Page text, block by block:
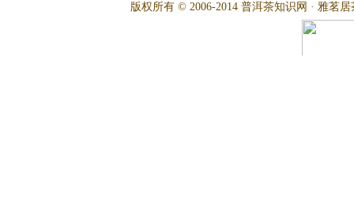
版权所有 © 2006-2014 普洱茶知识网 · 雅茗